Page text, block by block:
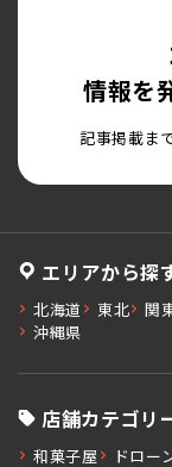
情報を
記事掲載ま
エリアから探
北海道 東北 関
沖縄県
店舗カテゴリ
和菓子屋 ドロー